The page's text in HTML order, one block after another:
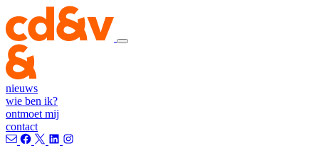
nieuws
wie ben ik?
ontmoet mij
contact